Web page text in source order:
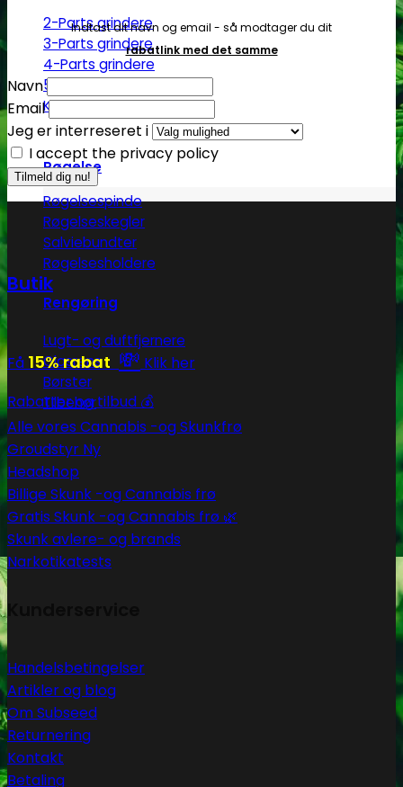
2-Parts grindere
3-Parts grindere
4-Parts grindere
5-Parts grindere
Keramiske grindere
Røgelse
Røgelsespinde
Røgelseskegler
Salviebundter
Røgelsesholdere
Rengøring
Lugt- og duftfjernere
Glasrens
Børster
Tilbehør
Indtast dit navn og email - så modtager du dit
rabatlink med det samme
Navn
Email
Jeg er interreseret i
I accept the privacy policy
Butik
Få 15% rabat 💸 Klik her
Rabatter og tilbud 💰
Alle vores Cannabis -og Skunkfrø
Groudstyr
Headshop
Billige Skunk -og Cannabis frø
Gratis Skunk -og Cannabis frø 🌿
Skunk avlere- og brands
Narkotikatests
Handelsbetingelser
Artikler og blog
Om Subseed
Returnering
Kontakt
Betaling